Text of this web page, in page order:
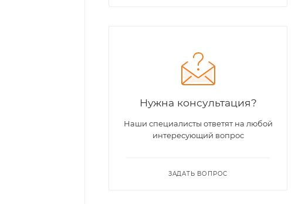
Нужна консультация?
Наши специалисты ответят на любой
интересующий вопрос
ЗАДАТЬ ВОПРОС